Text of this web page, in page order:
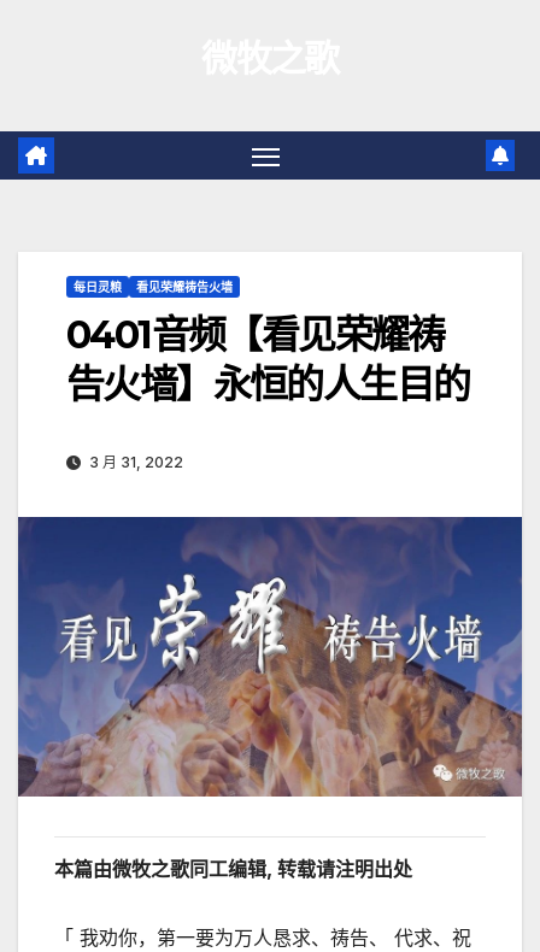
容
每日灵粮 看见荣耀祷告火墙
0401音频【看见荣耀祷
告火墙】永恒的人生目的
3 月 31, 2022
本篇由微牧之歌同工编辑, 转载请注明出处
「 我劝你，第一要为万人恳求、祷告、 代求、祝